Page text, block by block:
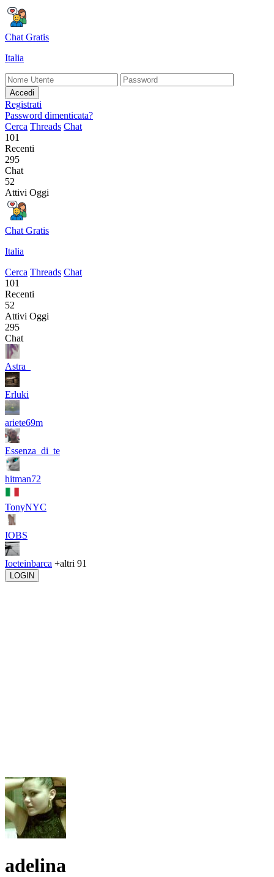
Chat Gratis
Italia
Accedi
Registrati
Password dimenticata?
Cerca Threads Chat
101
Recenti
295
Chat
52
Attivi Oggi
Chat Gratis
Italia
Cerca Threads Chat
101
Recenti
52
Attivi Oggi
295
Chat
Astra_
Erluki
ariete69m
Essenza_di_te
hitman72
TonyNYC
IOBS
Ioeteinbarca +altri 91
LOGIN
adelina